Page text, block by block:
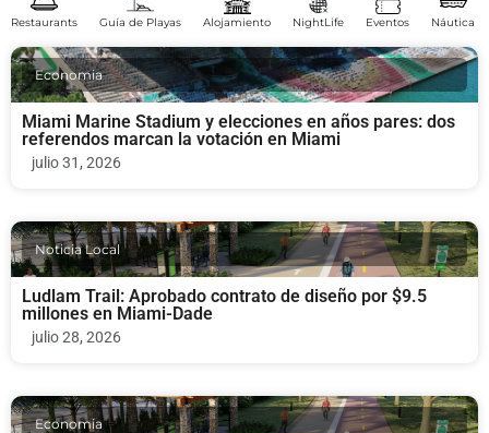
Restaurants Guía de Playas Alojamiento NightLife Eventos Náutica
Economia
Miami Marine Stadium y elecciones en años pares: dos
referendos marcan la votación en Miami
julio 31, 2026
Noticia Local
Ludlam Trail: Aprobado contrato de diseño por $9.5
millones en Miami-Dade
julio 28, 2026
Economia